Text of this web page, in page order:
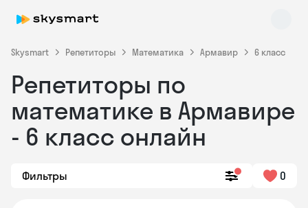
Skysmart Репетиторы Математика Армавир 6 класс
Репетиторы по
математике в Армавире
- 6 класс онлайн
Фильтры 0
Skysmart Chat